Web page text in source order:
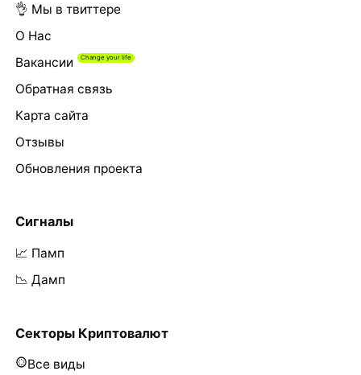
👌 Мы в твиттере
О Нас
Вакансии
Обратная связь
Карта сайта
Отзывы
Обновления проекта
Сигналы
📈 Памп
📉 Дамп
Секторы Криптовалют
Все виды